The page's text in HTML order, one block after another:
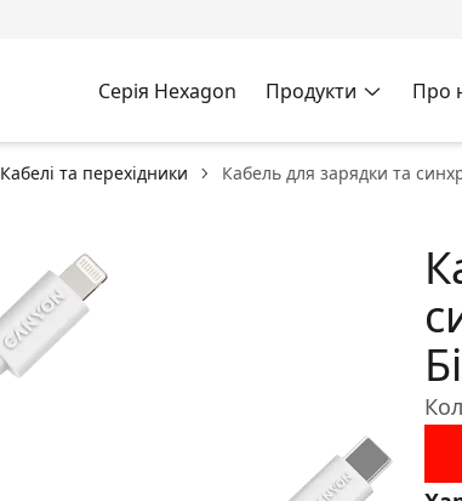
Серія Hexagon Продукти Про
Кабелі та перехідники Кабель для зарядки та